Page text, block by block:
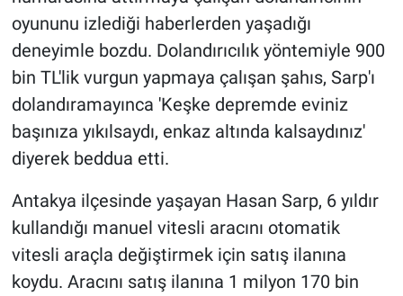
oyununu izlediği haberlerden yaşadığı
deneyimle bozdu. Dolandırıcılık yöntemiyle 900
bin TL'lik vurgun yapmaya çalışan şahıs, Sarp'ı
dolandıramayınca 'Keşke depremde eviniz
başınıza yıkılsaydı, enkaz altında kalsaydınız'
diyerek beddua etti.
Antakya ilçesinde yaşayan Hasan Sarp, 6 yıldır
kullandığı manuel vitesli aracını otomatik
vitesli araçla değiştirmek için satış ilanına
koydu. Aracını satış ilanına 1 milyon 170 bin